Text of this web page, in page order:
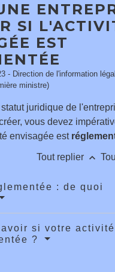
SI
EST
- Direction de l'information
ministre)
juridique de
vous devez
envisagée est
Tout replier keyboard_arrow_up
: de quoi
si votre activité
?